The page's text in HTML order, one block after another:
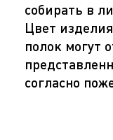
собирать в
Цвет
полок могут
согласно